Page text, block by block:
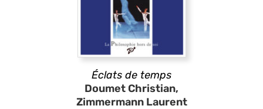
Éclats de temps
Doumet Christian,
Zimmermann Laurent